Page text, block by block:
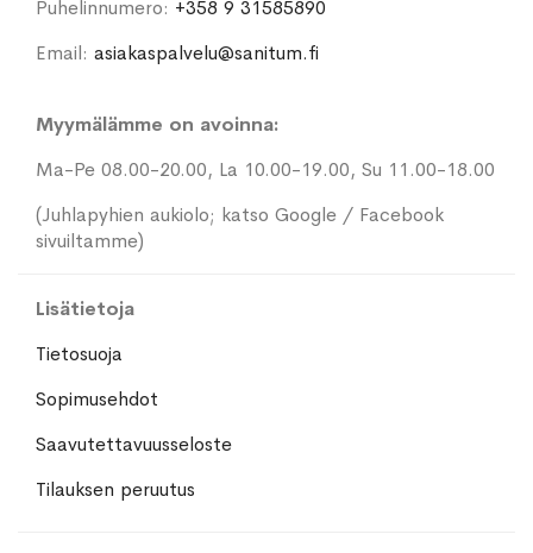
Puhelinnumero: +358 9 31585890
Email: asiakaspalvelu@sanitum.fi
Myymälämme on avoinna:
Ma-Pe 08.00-20.00, La 10.00-19.00, Su 11.00-18.00
(Juhlapyhien aukiolo; katso Google / Facebook
sivuiltamme)
Lisätietoja
Tietosuoja
Sopimusehdot
Saavutettavuusseloste
Tilauksen peruutus